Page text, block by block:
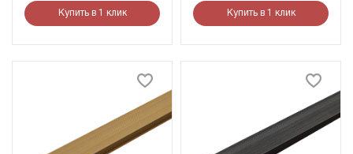
Купить в 1 клик Купить в 1 клик